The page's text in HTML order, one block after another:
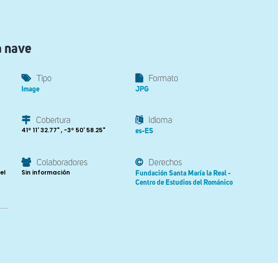
nave
Tipo
Image
Formato
JPG
Cobertura
41º 11' 32.77" , -3º 50' 58.25"
Idioma
es-ES
Colaboradores
Sin información
Derechos
Fundación Santa María la Real -
Centro de Estudios del Románico